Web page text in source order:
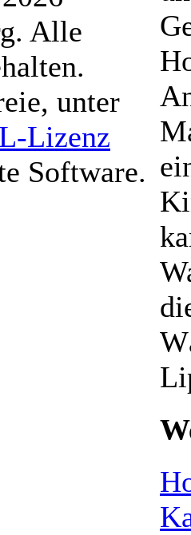
Alle
unter
Lizenz
Software.